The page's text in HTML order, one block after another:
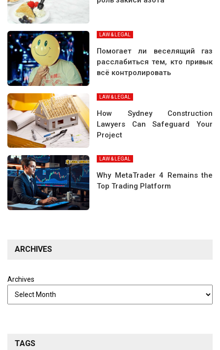
LAW & LEGAL
Помогает ли веселящий газ
расслабиться тем, кто привык
всё контролировать
LAW & LEGAL
How Sydney Construction
Lawyers Can Safeguard Your
Project
LAW & LEGAL
Why MetaTrader 4 Remains the
Top Trading Platform
ARCHIVES
Archives
TAGS